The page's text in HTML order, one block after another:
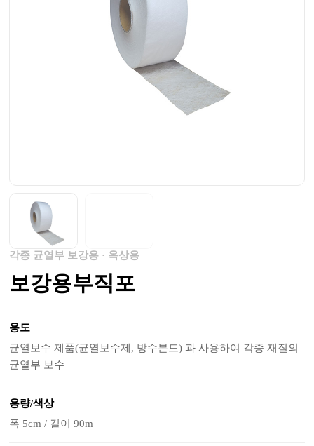
각종 균열부 보강용 · 옥상용
보강용부직포
용도
균열보수 제품(균열보수제, 방수본드) 과 사용하여 각종 재질의
균열부 보수
용량/색상
폭 5cm / 길이 90m